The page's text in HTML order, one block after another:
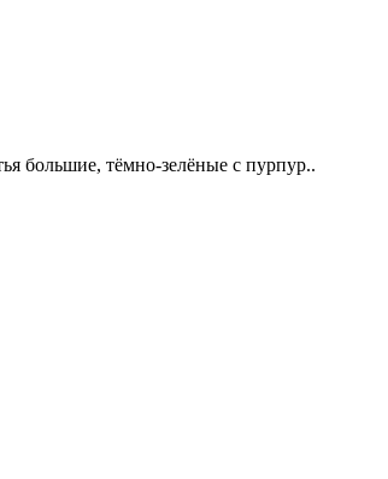
большие, тёмно-зелёные с пурпур..